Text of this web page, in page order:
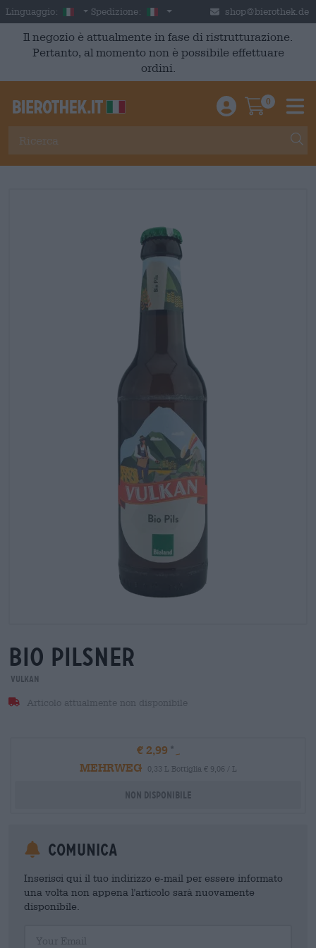
Skip to main content
Linguaggio: Italian
Spedizione: Italia shop@bierothek.de
Il negozio è attualmente in fase di ristrutturazione.
Pertanto, al momento non è possibile effettuare
ordini.
Einloggen /
0
bio Pilsner
Vulkan
Articolo attualmente non disponibile
€ 2,99
MEHRWEG
0,33 L Bottiglia € 9,06 / L
Non disponibile
Comunica
Inserisci qui il tuo indirizzo e-mail per essere informato
una volta non appena l'articolo sarà nuovamente
disponibile.